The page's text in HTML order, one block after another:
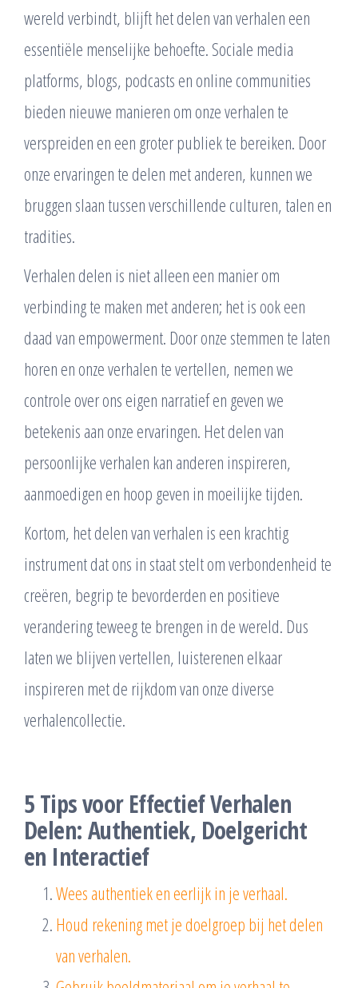
wereld verbindt, blijft het delen van verhalen een
essentiële menselijke behoefte. Sociale media
platforms, blogs, podcasts en online communities
bieden nieuwe manieren om onze verhalen te
verspreiden en een groter publiek te bereiken. Door
onze ervaringen te delen met anderen, kunnen we
bruggen slaan tussen verschillende culturen, talen en
tradities.
Verhalen delen is niet alleen een manier om
verbinding te maken met anderen; het is ook een
daad van empowerment. Door onze stemmen te laten
horen en onze verhalen te vertellen, nemen we
controle over ons eigen narratief en geven we
betekenis aan onze ervaringen. Het delen van
persoonlijke verhalen kan anderen inspireren,
aanmoedigen en hoop geven in moeilijke tijden.
Kortom, het delen van verhalen is een krachtig
instrument dat ons in staat stelt om verbondenheid te
creëren, begrip te bevorderden en positieve
verandering teweeg te brengen in de wereld. Dus
laten we blijven vertellen, luisterenen elkaar
inspireren met de rijkdom van onze diverse
verhalencollectie.
5 Tips voor Effectief Verhalen
Delen: Authentiek, Doelgericht
en Interactief
Wees authentiek en eerlijk in je verhaal.
Houd rekening met je doelgroep bij het delen
van verhalen.